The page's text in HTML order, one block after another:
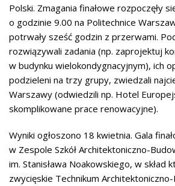
Polski. Zmagania finałowe rozpoczęły
o godzinie 9.00 na Politechnice
potrwały sześć godzin z przerwami.
rozwiązywali zadania (np. zaprojektuj
w budynku wielokondygnacyjnym), ich
podzieleni na trzy grupy, zwiedzali
Warszawy (odwiedzili np. Hotel
skomplikowane prace renowacyjne).
Wyniki ogłoszono 18 kwietnia. Gala
w Zespole Szkół Architektoniczno-
im. Stanisława Noakowskiego, w skład
zwycięskie Technikum